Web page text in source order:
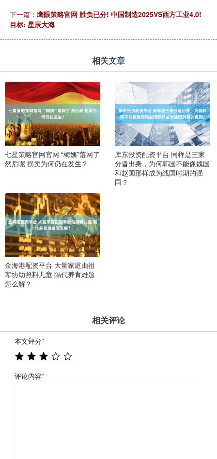
下一篇： 鹰眼策略官网 胜负已分! 中国制造2025VS西方工业4.0!
目标: 星辰大海
相关文章
七星策略官网官网 “梅姨”落网了
然后呢 拐卖为何仍在发生？
库东投资配资平台 同样是三家
分晋出身，为何韩国不能像魏国
和赵国那样成为战国时期的强
国？
金海港配资平台 大量家庭由祖
辈协助照料儿童 隔代养育难题
怎么解？
相关评论
本文评分*
评论内容*